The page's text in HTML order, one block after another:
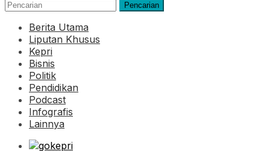
Pencarian
Berita Utama
Liputan Khusus
Kepri
Bisnis
Politik
Pendidikan
Podcast
Infografis
Lainnya